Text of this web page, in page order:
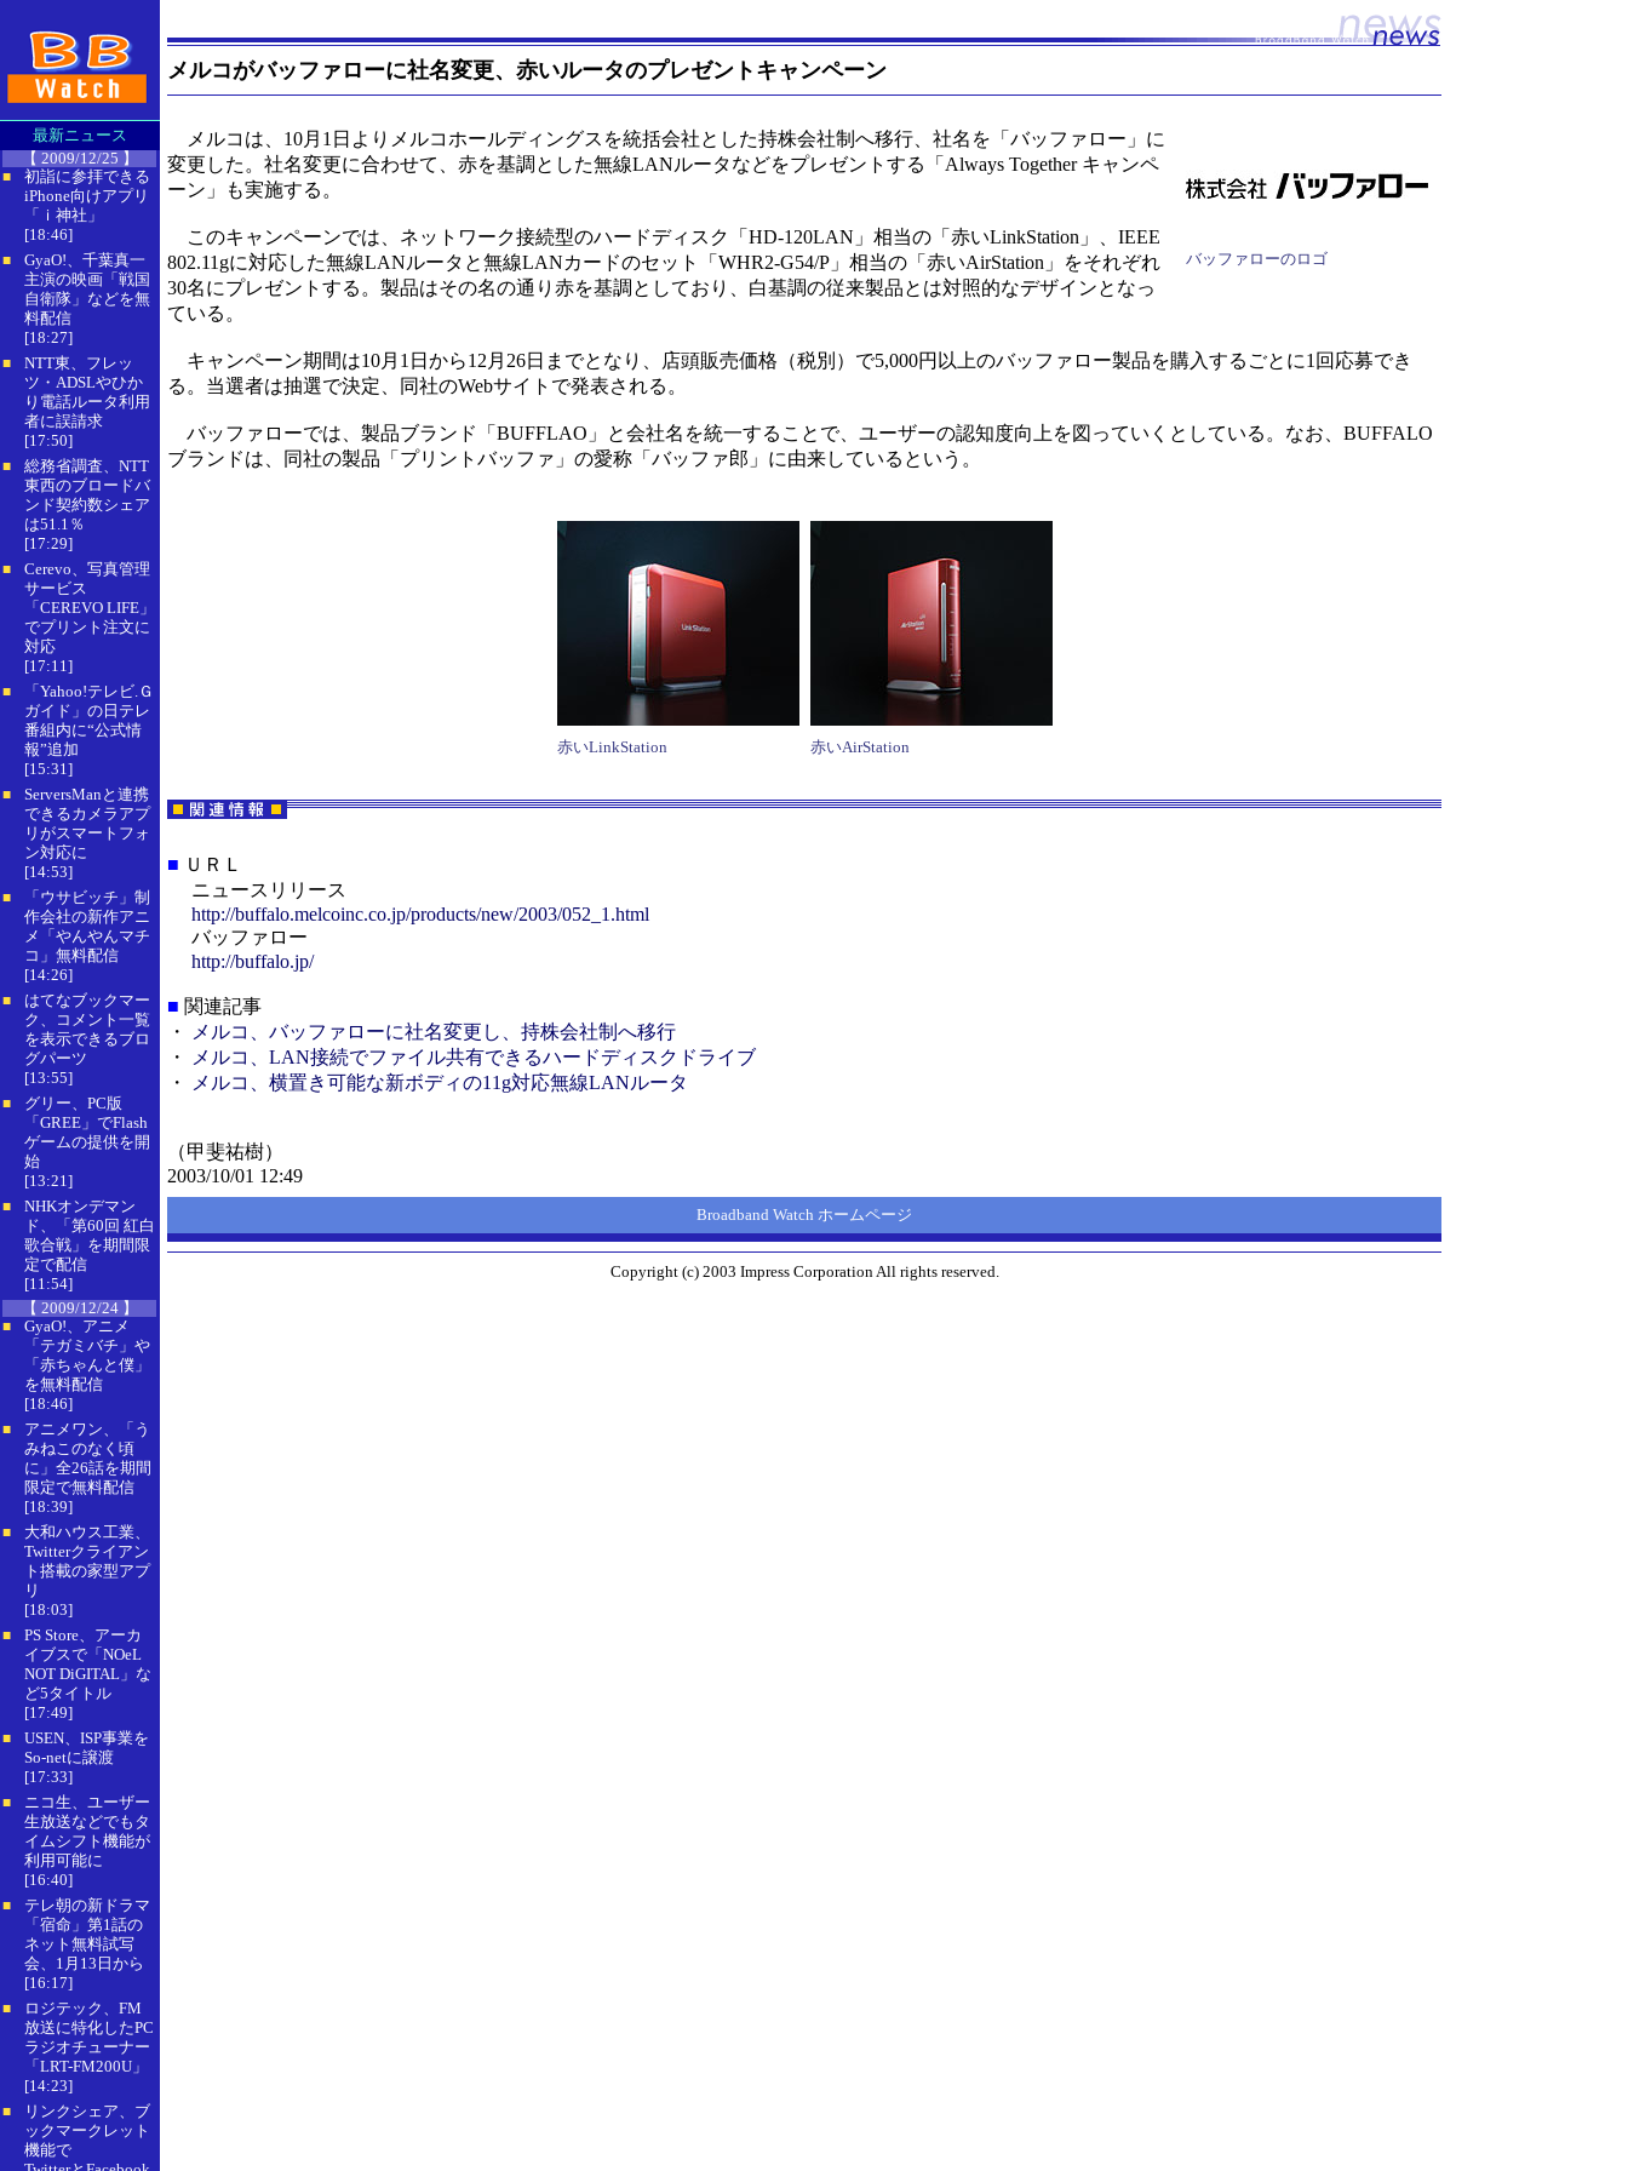
最新ニュース
【 2009/12/25 】
■
初詣に参拝できる
iPhone向けアプリ
「ｉ神社」
[18:46]
■
GyaO!、千葉真一
主演の映画「戦国
自衛隊」などを無
料配信
[18:27]
■
NTT東、フレッ
ツ・ADSLやひか
り電話ルータ利用
者に誤請求
[17:50]
■
総務省調査、NTT
東西のブロードバ
ンド契約数シェア
は51.1％
[17:29]
■
Cerevo、写真管理
サービス
「CEREVO LIFE」
でプリント注文に
対応
[17:11]
■
「Yahoo!テレビ.Ｇ
ガイド」の日テレ
番組内に“公式情
報”追加
[15:31]
■
ServersManと連携
できるカメラアプ
リがスマートフォ
ン対応に
[14:53]
■
「ウサビッチ」制
作会社の新作アニ
メ「やんやんマチ
コ」無料配信
[14:26]
■
はてなブックマー
ク、コメント一覧
を表示できるブロ
グパーツ
[13:55]
■
グリー、PC版
「GREE」でFlash
ゲームの提供を開
始
[13:21]
■
NHKオンデマン
ド、「第60回 紅白
歌合戦」を期間限
定で配信
[11:54]
【 2009/12/24 】
■
GyaO!、アニメ
「テガミバチ」や
「赤ちゃんと僕」
を無料配信
[18:46]
■
アニメワン、「う
みねこのなく頃
に」全26話を期間
限定で無料配信
[18:39]
■
大和ハウス工業、
Twitterクライアン
ト搭載の家型アプ
リ
[18:03]
■
PS Store、アーカ
イブスで「NOeL
NOT DiGITAL」な
ど5タイトル
[17:49]
■
USEN、ISP事業を
So-netに譲渡
[17:33]
■
ニコ生、ユーザー
生放送などでもタ
イムシフト機能が
利用可能に
[16:40]
■
テレ朝の新ドラマ
「宿命」第1話の
ネット無料試写
会、1月13日から
[16:17]
■
ロジテック、FM
放送に特化したPC
ラジオチューナー
「LRT-FM200U」
[14:23]
■
リンクシェア、ブ
ックマークレット
機能で
メルコがバッファローに社名変更、赤いルータのプレゼントキャンペーン
バッファローのロゴ
メルコは、10月1日よりメルコホールディングスを統括会社とした持株会社制へ移行、社名を「バッファロー」に
変更した。社名変更に合わせて、赤を基調とした無線LANルータなどをプレゼントする「Always Together キャンペ
ーン」も実施する。
このキャンペーンでは、ネットワーク接続型のハードディスク「HD-120LAN」相当の「赤いLinkStation」、IEEE
802.11gに対応した無線LANルータと無線LANカードのセット「WHR2-G54/P」相当の「赤いAirStation」をそれぞれ
30名にプレゼントする。製品はその名の通り赤を基調としており、白基調の従来製品とは対照的なデザインとなっ
ている。
キャンペーン期間は10月1日から12月26日までとなり、店頭販売価格（税別）で5,000円以上のバッファロー製品を購入するごとに1回応募でき
る。当選者は抽選で決定、同社のWebサイトで発表される。
バッファローでは、製品ブランド「BUFFLAO」と会社名を統一することで、ユーザーの認知度向上を図っていくとしている。なお、BUFFALO
ブランドは、同社の製品「プリントバッファ」の愛称「バッファ郎」に由来しているという。
赤いLinkStation 赤いAirStation
■ ＵＲＬ
ニュースリリース
http://buffalo.melcoinc.co.jp/products/new/2003/052_1.html
バッファロー
http://buffalo.jp/
■ 関連記事
・
メルコ、バッファローに社名変更し、持株会社制へ移行
・
メルコ、LAN接続でファイル共有できるハードディスクドライブ
・
メルコ、横置き可能な新ボディの11g対応無線LANルータ
（甲斐祐樹）
2003/10/01 12:49
Broadband Watch ホームページ
Copyright (c) 2003 Impress Corporation All rights reserved.